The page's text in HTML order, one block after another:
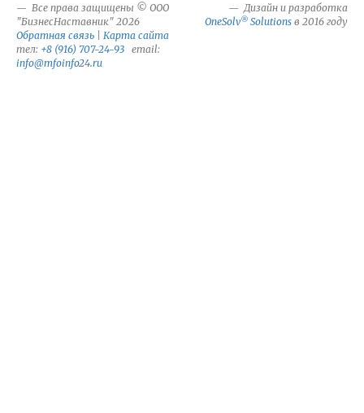
Все права защищены © ООО
"БизнесНаставник" 2026
Обратная связь
Карта сайта
тел: +8 (916) 707-24-93 email:
info@mfoinfo24.ru
Дизайн и разработка
OneSolv® Solutions в 2016 году